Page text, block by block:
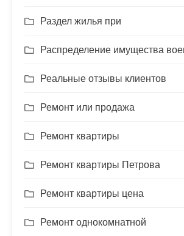
Раздел жилья при
Распределение имущества
Реальные отзывы клиентов
Ремонт или продажа
Ремонт квартиры
Ремонт квартиры Петрова
Ремонт квартиры цена
Ремонт однокомнатной